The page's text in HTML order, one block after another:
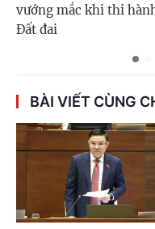
vướng mắc khi thi
Đất đai
BÀI VIẾT CÙNG